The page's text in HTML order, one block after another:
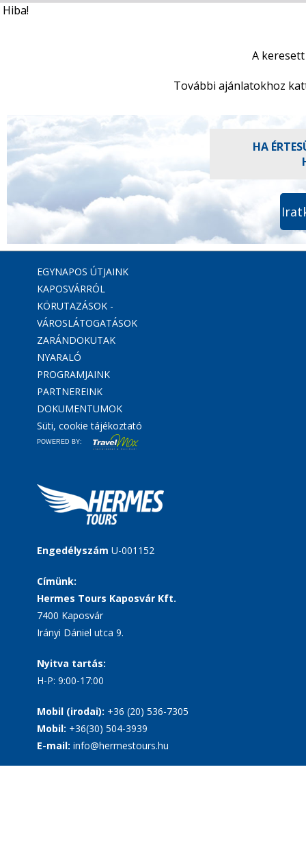
Hiba!
A
További ajánlatokhoz
HA
EGYNAPOS ÚTJAINK
KAPOSVÁRRÓL
KÖRUTAZÁSOK -
VÁROSLÁTOGATÁSOK
ZARÁNDOKUTAK
NYARALÓ
PROGRAMJAINK
PARTNEREINK
DOKUMENTUMOK
Süti, cookie tájékoztató
POWERED BY:
Engedélyszám U-001152
Címünk:
Hermes Tours Kaposvár Kft.
7400 Kaposvár
Irányi Dániel utca 9.
Nyitva tartás:
H-P: 9:00-17:00
Mobil (irodai): +36 (20) 536-7305
Mobil: +36(30) 504-3939
E-mail: info@hermestours.hu